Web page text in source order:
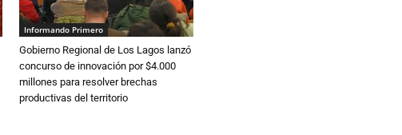
Informando Primero
Gobierno Regional de Los Lagos lanzó
concurso de innovación por $4.000
millones para resolver brechas
productivas del territorio